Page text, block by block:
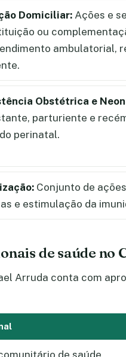
Domiciliar: Ações e
ou
ambulatorial,
Obstétrica e
parturiente e
perinatal.
Conjunto de
e estimulação da
de saúde no
Arruda conta com
de saúde